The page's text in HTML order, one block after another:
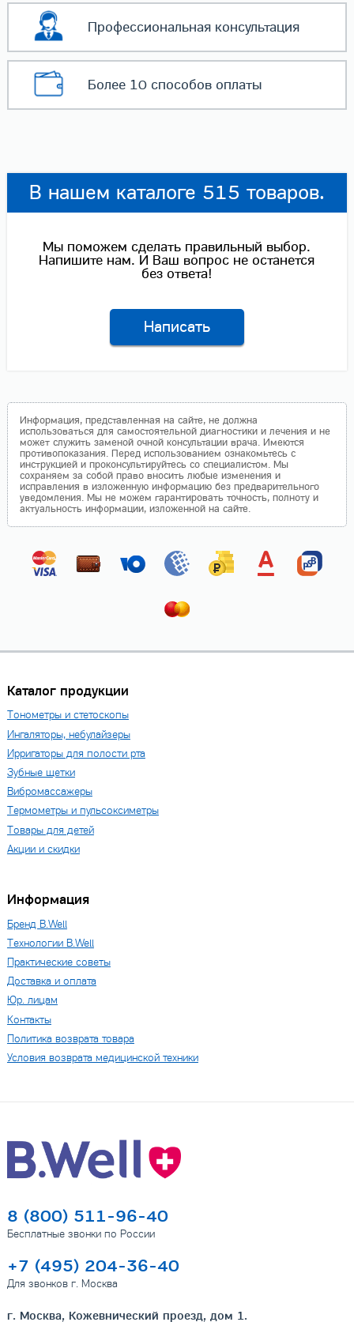
Профессиональнаяконсультация
Более 10 способовоплаты
В нашем каталоге 515 товаров.
Мы поможем сделать правильный выбор.
Напишите нам. И Ваш вопрос не останется
без ответа!
Написать
Информация, представленная на сайте, не должна
использоваться для самостоятельной диагностики и лечения и не
может служить заменой очной консультации врача. Имеются
противопоказания. Перед использованием ознакомьтесь с
инструкцией и проконсультируйтесь со специалистом. Мы
сохраняем за собой право вносить любые изменения и
исправления в изложенную информацию без предварительного
уведомления. Мы не можем гарантировать точность, полноту и
актуальность информации, изложенной на сайте.
Каталог продукции
Тонометры и стетоскопы
Ингаляторы, небулайзеры
Ирригаторы для полости рта
Зубные щетки
Вибромассажеры
Термометры и пульсоксиметры
Товары для детей
Акции и скидки
Информация
Бренд B.Well
Технологии B.Well
Практические советы
Доставка и оплата
Юр. лицам
Контакты
Политика возврата товара
Условия возврата медицинской техники
8 (800) 511-96-40
Бесплатные звонки по России
+7 (495) 204-36-40
Для звонков г. Москва
г. Москва, Кожевнический проезд, дом 1.